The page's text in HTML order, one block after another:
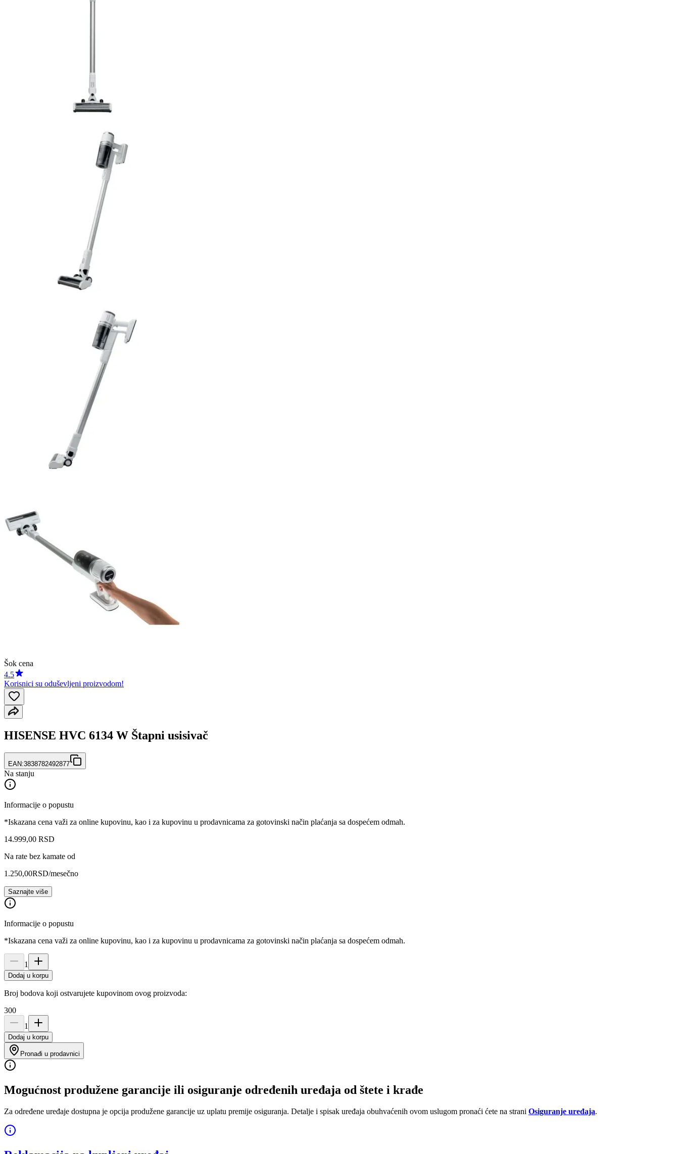
Šok cena
4.5
Korisnici su oduševljeni proizvodom!
HISENSE HVC 6134 W Štapni usisivač
EAN:3838782492877
Na stanju
Informacije o popustu
*Iskazana cena važi za online kupovinu, kao i za kupovinu u prodavnicama za gotovinski način plaćanja sa dospećem odmah.
14.999,00 RSD
Na rate bez kamate od
1.250,00RSD/mesečno
Saznajte više
Informacije o popustu
*Iskazana cena važi za online kupovinu, kao i za kupovinu u prodavnicama za gotovinski način plaćanja sa dospećem odmah.
1
Dodaj u korpu
Broj bodova koji ostvarujete kupovinom ovog proizvoda:
300
1
Dodaj u korpu
Pronađi u prodavnici
Mogućnost produžene garancije ili osiguranje određenih uređaja od štete i krađe
Za određene uređaje dostupna je opcija produžene garancije uz uplatu premije osiguranja. Detalje i spisak uređaja obuhvaćenih ovom uslugom pronaći ćete na strani Osiguranje uređaja.